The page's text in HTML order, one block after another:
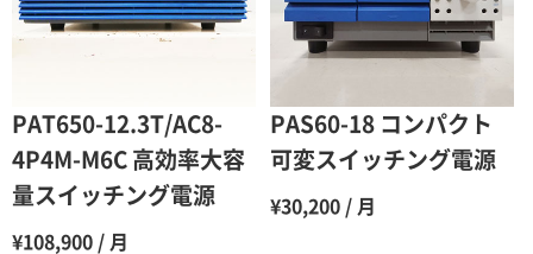
4ヶ月 75％（割引率25％）
70％（割引率30％）
65％（割引率35％）
7ヶ月 60％（割引率 40％）
8ヶ月 55％（割引率45％）
9ヶ月
PAT650-12.3T/AC8-
4P4M-M6C 高効率大容
量スイッチング電源
¥108,900 / 月
PAS60-18 コンパクト
可変スイッチング電源
¥30,200 / 月